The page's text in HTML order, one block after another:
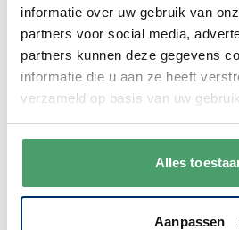
informatie over uw gebruik van
partners voor social media,
partners kunnen deze gegevens
informatie die u aan ze heeft
verzameld op basis van uw
Alles
Aanpassen
Goede
We krijgen een goede
klanten. 9+